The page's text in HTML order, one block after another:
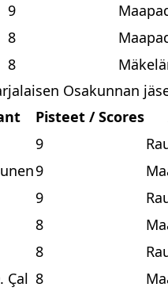
9
8
8
Osakunnan
Pisteet / Scores
9
9
9
8
8
Çal 8